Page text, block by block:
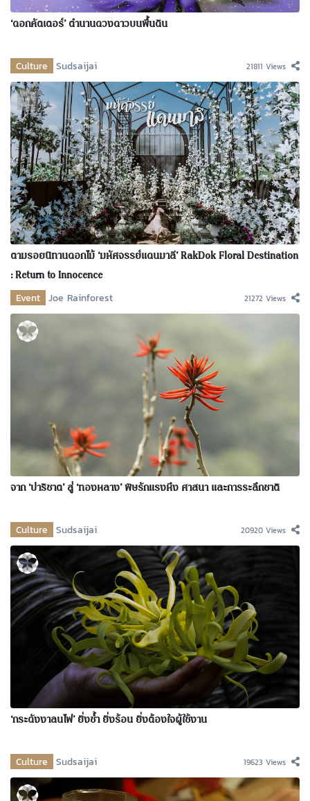
‘ดอกคัตเตอร์’ ตำนานดวงดาวบนพื้นดิน
Culture Sudsaijai 21811 Views
ตามรอยนิทานดอกไม้ ‘มหัศจรรย์แดนมาลี’ RakDok Floral Destination
: Return to Innocence
Event Joe Rainforest 21272 Views
จาก ‘ปาริชาต’ สู่ ‘ทองหลาง’ พิษรักแรงหึง ศาสนา และการระลึกชาติ
Culture Sudsaijai 20920 Views
‘กระดังงาลนไฟ’ ยิ่งช้ำ ยิ่งร้อน ยิ่งต้องใจผู้ใช้งาน
Culture Sudsaijai 19623 Views